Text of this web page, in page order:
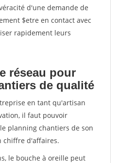
d'une demande de
$etre en contact avec
rapidement leurs
réseau pour
de qualité
en tant qu'artisan
il faut pouvoir
planning chantiers de son
chiffre d'affaires.
le bouche à oreille peut